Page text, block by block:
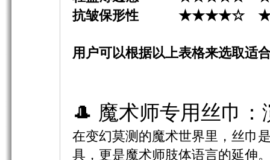
抗皱保形性 ★★★★☆
用户可以根据以上表格来选取适
🎩 魔术师专用丝巾
在变幻莫测的魔术世界里，丝巾
具，更是魔术师肢体语言的延伸